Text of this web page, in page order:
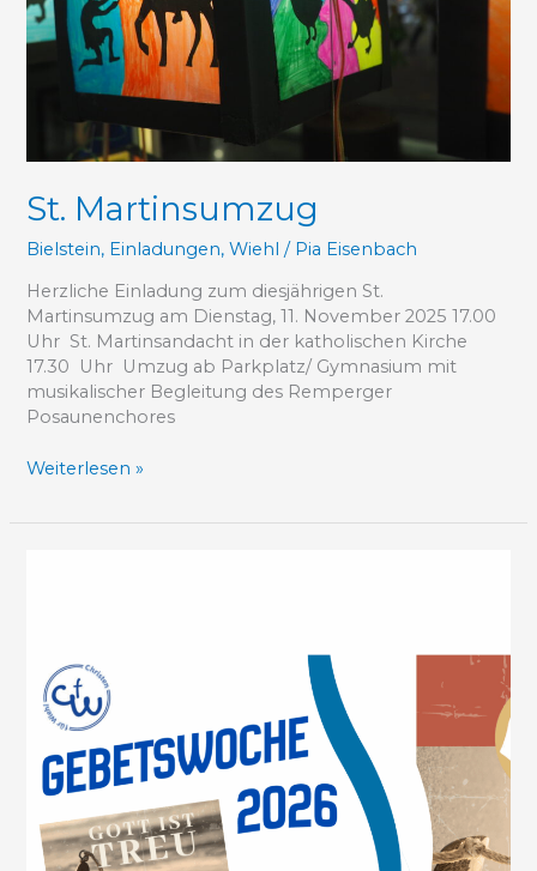
St. Martinsumzug
Bielstein, Einladungen,Wiehl / Pia Eisenbach
Herzliche Einladung zum diesjährigen St.
Martinsumzug am Dienstag, 11. November 2025 17.00
Uhr St. Martinsandacht in der katholischen Kirche
17.30 Uhr Umzug ab Parkplatz/ Gymnasium mit
musikalischer Begleitung des Remperger
Posaunenchores
Weiterlesen »
Kirchen
Wiehl